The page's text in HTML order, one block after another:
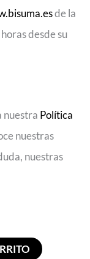
de la
desde su
nuestra Política
nuestras
nuestras